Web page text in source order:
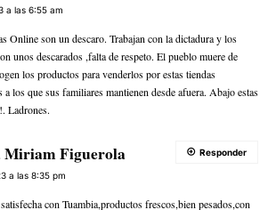
a las 6:55 am
Online son un descaro. Trabajan con la dictadura y los
unos descarados ,falta de respeto. El pueblo muere de
los productos para venderlos por estas tiendas
a los que sus familiares mantienen desde afuera. Abajo estas
Ladrones.
Miriam Figuerola
a las 8:35 pm
con Tuambia,productos frescos,bien pesados,con
Responder